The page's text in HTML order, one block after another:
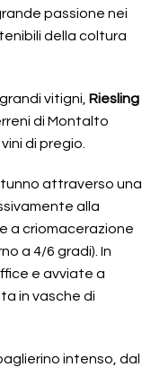
passione nei
della coltura
vitigni, Riesling
di Montalto
di pregio.
attraverso una
alla
a criomacerazione
a 4/6 gradi). In
e avviate a
in vasche di
intenso, dal